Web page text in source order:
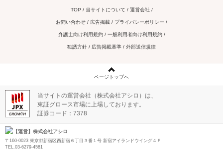
TOP 当サイトについて 運営会社
お問い合わせ / 広告掲載 プライバシーポリシー
弁護士向け利用規約 一般利用者向け利用規約
勧誘方針 広告掲載基準 外部送信規律
ページトップへ
当サイトの運営会社（株式会社アシロ）は、
東証グロース市場に上場しております。
証券コード：7378
【運営】株式会社アシロ
〒160-0023 東京都新宿区西新宿６丁目３番１号 新宿アイランドウイング４Ｆ
TEL.03-6279-4581